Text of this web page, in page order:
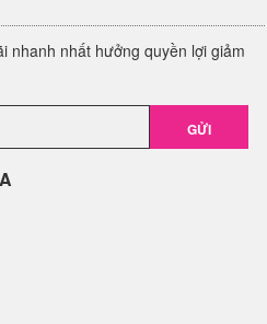
nhanh nhất hưởng quyền lợi giảm
GỬI